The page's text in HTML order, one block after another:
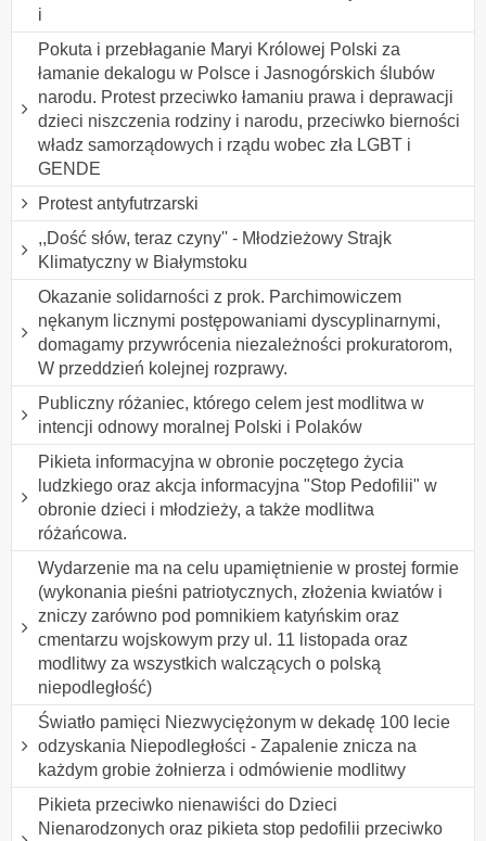
i
Pokuta i przebłaganie Maryi Królowej Polski za
łamanie dekalogu w Polsce i Jasnogórskich ślubów
narodu. Protest przeciwko łamaniu prawa i deprawacji
dzieci niszczenia rodziny i narodu, przeciwko bierności
władz samorządowych i rządu wobec zła LGBT i
GENDE
Protest antyfutrzarski
,,Dość słów, teraz czyny'' - Młodzieżowy Strajk
Klimatyczny w Białymstoku
Okazanie solidarności z prok. Parchimowiczem
nękanym licznymi postępowaniami dyscyplinarnymi,
domagamy przywrócenia niezależności prokuratorom,
W przeddzień kolejnej rozprawy.
Publiczny różaniec, którego celem jest modlitwa w
intencji odnowy moralnej Polski i Polaków
Pikieta informacyjna w obronie poczętego życia
ludzkiego oraz akcja informacyjna "Stop Pedofilii" w
obronie dzieci i młodzieży, a także modlitwa
różańcowa.
Wydarzenie ma na celu upamiętnienie w prostej formie
(wykonania pieśni patriotycznych, złożenia kwiatów i
zniczy zarówno pod pomnikiem katyńskim oraz
cmentarzu wojskowym przy ul. 11 listopada oraz
modlitwy za wszystkich walczących o polską
niepodległość)
Światło pamięci Niezwyciężonym w dekadę 100 lecie
odzyskania Niepodległości - Zapalenie znicza na
każdym grobie żołnierza i odmówienie modlitwy
Pikieta przeciwko nienawiści do Dzieci
Nienarodzonych oraz pikieta stop pedofilii przeciwko